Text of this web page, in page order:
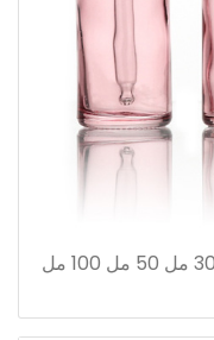
hl1003-5 مل 10 مل 15 مل 20 مل 30 مل 50 مل 100 مل